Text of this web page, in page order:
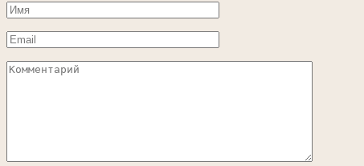
Имя
*
Email
*
Комментарий